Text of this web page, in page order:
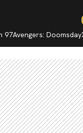
97Avengers: Doomsday